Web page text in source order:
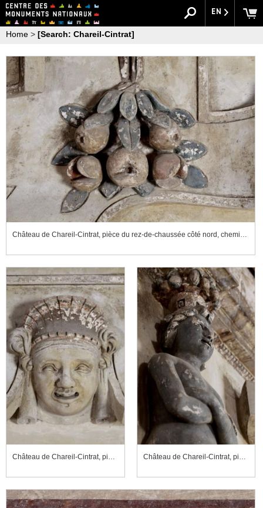
EN
Home > [Search: Chareil-Cintrat]
Château de Chareil-Cintrat, pièce du rez-de-chaussée côté nord, cheminée, détail
Château de Chareil-Cintrat, pièce du rez-de-chaussée côté nord, cheminée, détail Château de Chareil-Cintrat, pièce du rez-de-chaussée côté nord, cheminée, détail